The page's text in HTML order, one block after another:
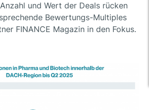
und Wert der Deals rücken
Bewertungs-Multiples
FINANCE Magazin in den Fokus.